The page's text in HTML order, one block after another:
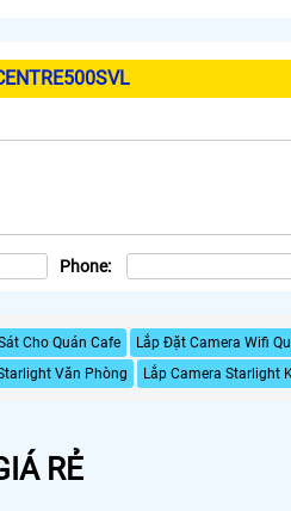
Phone:
Cho Quán Cafe Lắp Đặt Camera Wifi
Văn Phòng Lắp Camera Starlight
RẺ